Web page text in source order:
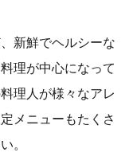
新鮮でヘルシーな
理が中心になって
理人が様々なアレ
メニューもたくさ
。